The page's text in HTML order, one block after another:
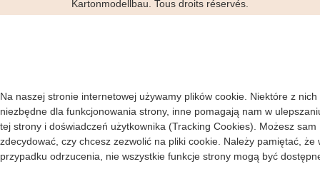
Kartonmodellbau. Tous droits réservés.
Na naszej stronie internetowej używamy plików cookie. Niektóre z nich
niezbędne dla funkcjonowania strony, inne pomagają nam w
tej strony i doświadczeń użytkownika (Tracking Cookies). Możesz sam
zdecydować, czy chcesz zezwolić na pliki cookie. Należy pamiętać, że
przypadku odrzucenia, nie wszystkie funkcje strony mogą być